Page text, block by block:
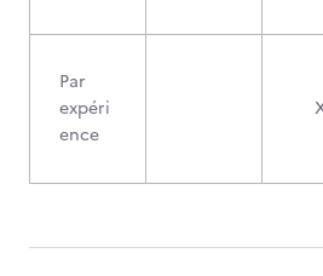
Par
expéri
ence